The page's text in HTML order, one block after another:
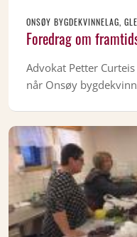
ONSØY BYGDEKVINNELAG,
Foredrag om
Advokat Petter
når Onsøy